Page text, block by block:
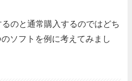
のと通常購入するのではどち
ソフトを例に考えてみまし